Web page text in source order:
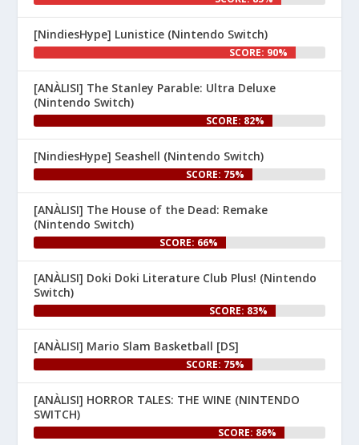
1
Nintenhype.Cat @nintenhype.cat
⋅
1m
El món dels videojocs: ⚡🔥💥💀
Nintendo:
1
🦊 Desplegueu les ales i
comproveu el difusor G,
perquè avui s'estrena #StarFox
per a #NintendoSwitch2 ! Per
celebrar-ho, us hem preparat
un article especial al web.
[NindiesHype] Lunistice (Nintendo Switch)
SCORE: 90%
[ANÀLISI] The Stanley Parable: Ultra Deluxe
(Nintendo Switch)
SCORE: 82%
[NindiesHype] Seashell (Nintendo Switch)
SCORE: 75%
[ANÀLISI] The House of the Dead: Remake
(Nintendo Switch)
SCORE: 66%
[ANÀLISI] Doki Doki Literature Club Plus! (Nintendo
Switch)
SCORE: 83%
[ANÀLISI] Mario Slam Basketball [DS]
SCORE: 75%
[ANÀLISI] HORROR TALES: THE WINE (NINTENDO
SWITCH)
SCORE: 86%